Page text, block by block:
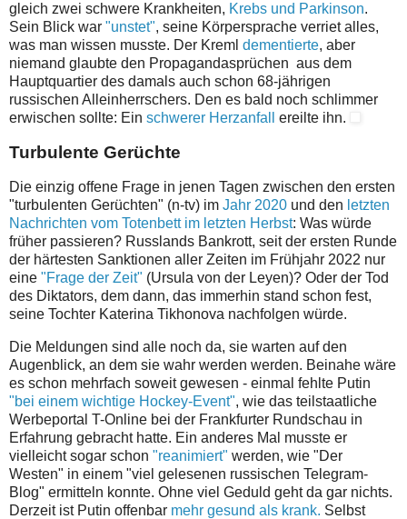
gleich zwei schwere Krankheiten, Krebs und Parkinson.
Sein Blick war "unstet", seine Körpersprache verriet alles,
was man wissen musste. Der Kreml dementierte, aber
niemand glaubte den Propagandasprüchen aus dem
Hauptquartier des damals auch schon 68-jährigen
russischen Alleinherrschers. Den es bald noch schlimmer
erwischen sollte: Ein schwerer Herzanfall ereilte ihn.
Turbulente Gerüchte
Die einzig offene Frage in jenen Tagen zwischen den ersten
"turbulenten Gerüchten" (n-tv) im Jahr 2020 und den letzten
Nachrichten vom Totenbett im letzten Herbst: Was würde
früher passieren? Russlands Bankrott, seit der ersten Runde
der härtesten Sanktionen aller Zeiten im Frühjahr 2022 nur
eine "Frage der Zeit" (Ursula von der Leyen)? Oder der Tod
des Diktators, dem dann, das immerhin stand schon fest,
seine Tochter Katerina Tikhonova nachfolgen würde.
Die Meldungen sind alle noch da, sie warten auf den
Augenblick, an dem sie wahr werden werden. Beinahe wäre
es schon mehrfach soweit gewesen - einmal fehlte Putin
"bei einem wichtige Hockey-Event", wie das teilstaatliche
Werbeportal T-Online bei der Frankfurter Rundschau in
Erfahrung gebracht hatte. Ein anderes Mal musste er
vielleicht sogar schon "reanimiert" werden, wie "Der
Westen" in einem "viel gelesenen russischen Telegram-
Blog" ermitteln konnte. Ohne viel Geduld geht da gar nichts.
Derzeit ist Putin offenbar mehr gesund als krank. Selbst